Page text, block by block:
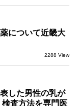
について近畿大
2288 View
した男性の乳が
査方法を専門医